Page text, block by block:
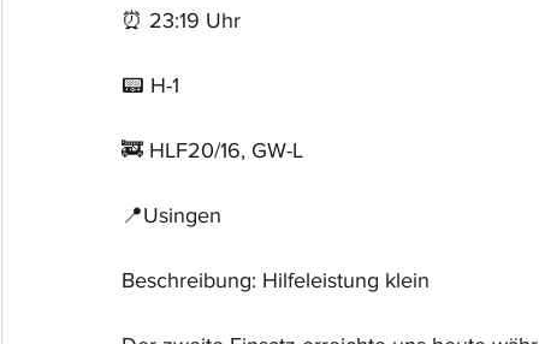
⏰ 23:19 Uhr
📟 H-1
🚒 HLF20/16, GW-L
📍Usingen
Beschreibung: Hilfeleistung klein